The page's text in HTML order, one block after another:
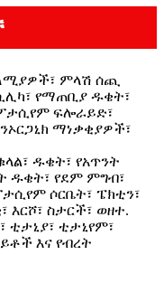
ምላሽ ሰጪ
የማጠቢያ ዱቄት፣
ፍሎራይድ፣
ማነቃቂያዎች፣
ዱቄት፣ የአጥንት
ዱቄት፣ የደም ምግብ፣
ሶርቤት፣ ፔክቲን፣
ስታርች፣ ወዘተ.
ቲታኒያ፣ ቲታኒየም፣
እና የብረት